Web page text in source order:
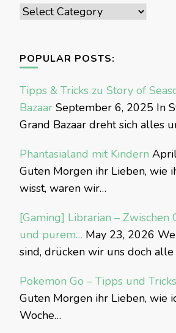
Categories
POPULAR POSTS:
Tipps & Tricks zu Story of
Bazaar September 6, 2025 In
Grand Bazaar dreht sich alles
Phantasialand mit Kindern
Guten Morgen ihr Lieben, wie
wisst, waren wir…
[Gaming] Librarian – Zwischen
und purem… May 23, 2026
sind, drücken wir uns doch alle
Pokemon Go – Tipps und Tricks
Guten Morgen ihr Lieben, wie
Woche…